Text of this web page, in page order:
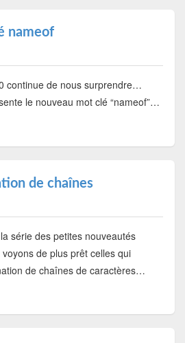
nameof
continue de nous surprendre…
le nouveau mot clé “nameof”…
de chaînes
série des petites nouveautés
de plus prêt celles qui
de chaînes de caractères…